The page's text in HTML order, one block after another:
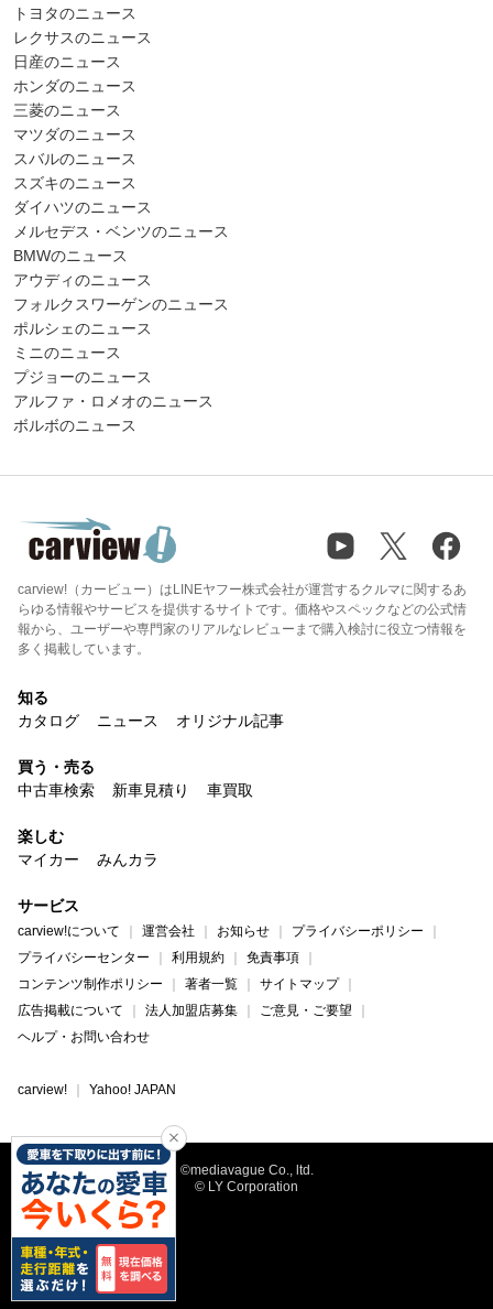
トヨタのニュース
レクサスのニュース
日産のニュース
ホンダのニュース
三菱のニュース
マツダのニュース
スバルのニュース
スズキのニュース
ダイハツのニュース
メルセデス・ベンツのニュース
BMWのニュース
アウディのニュース
フォルクスワーゲンのニュース
ポルシェのニュース
ミニのニュース
プジョーのニュース
アルファ・ロメオのニュース
ボルボのニュース
carview!（カービュー）はLINEヤフー株式会社が運営するクルマに関するあ
らゆる情報やサービスを提供するサイトです。価格やスペックなどの公式情
報から、ユーザーや専門家のリアルなレビューまで購入検討に役立つ情報を
多く掲載しています。
知る
カタログ
ニュース オリジナル記事
買う・売る
中古車検索
新車見積り 車買取
楽しむ
マイカー
みんカラ
サービス
carview!について 運営会社 お知らせ
プライバシーポリシー
プライバシーセンター
利用規約
免責事項
コンテンツ制作ポリシー
著者一覧
サイトマップ
広告掲載について
法人加盟店募集
ご意見・ご要望
ヘルプ・お問い合わせ
carview! Yahoo! JAPAN
©mediavague Co., ltd.
© LY Corporation